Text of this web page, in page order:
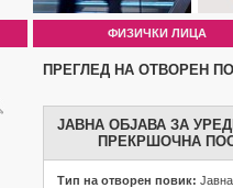
ФИЗИЧКИ ЛИЦА
ПРЕГЛЕД НА ОТВОРЕН
ЈАВНА ОБЈАВА ЗА
ПРЕКРШОЧНА
Тип на отворен повик: